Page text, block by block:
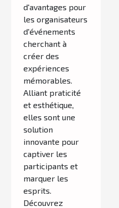
d'avantages pour
les organisateurs
d'événements
cherchant à
créer des
expériences
mémorables.
Alliant praticité
et esthétique,
elles sont une
solution
innovante pour
captiver les
participants et
marquer les
esprits.
Découvrez